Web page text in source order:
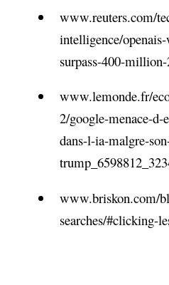
www.reuters.com/
intelligence/
surpass-400-
www.lemonde.fr/
2/google-menace-d-
dans-l-ia-malgre-
www.briskon.com/
searches/#clicking-